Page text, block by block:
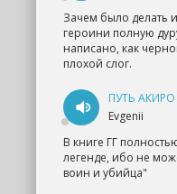
Зачем было делать
героини полную
написано, как
плохой слог.
Evgenii
В книге ГГ
легенде, ибо не
воин и убийца"